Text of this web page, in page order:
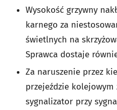
Wysokość grzywny
karnego za
świetlnych na
Sprawca dostaje
Za naruszenie przez
przejeździe kolejowym
sygnalizator przy